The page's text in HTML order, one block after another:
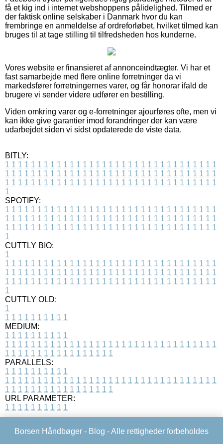
få et kig ind i internet webshoppens pålidelighed. Tilmed er
der faktisk online selskaber i Danmark hvor du kan
frembringe en anmeldelse af ordreforløbet, hvilket tilmed kan
bruges til at tage stilling til tilfredsheden hos kunderne.
Vores website er finansieret af annonceindtægter. Vi har et
fast samarbejde med flere online forretninger da vi
markedsfører forretningernes varer, og får honorar ifald de
brugere vi sender videre udfører en bestilling.
Viden omkring varer og e-forretninger ajourføres ofte, men vi
kan ikke give garantier imod forandringer der kan være
udarbejdet siden vi sidst opdaterede de viste data.
BITLY:
1 1 1 1 1 1 1 1 1 1 1 1 1 1 1 1 1 1 1 1 1 1 1 1 1 1 1 1 1 1 1 1 1
1 1 1 1 1 1 1 1 1 1 1 1 1 1 1 1 1 1 1 1 1 1 1 1 1 1 1 1 1 1 1 1 1
1 1 1 1 1 1 1 1 1 1 1 1 1 1 1 1 1 1 1 1 1 1 1 1 1 1 1 1 1 1 1 1 1
1
SPOTIFY:
1 1 1 1 1 1 1 1 1 1 1 1 1 1 1 1 1 1 1 1 1 1 1 1 1 1 1 1 1 1 1 1 1
1 1 1 1 1 1 1 1 1 1 1 1 1 1 1 1 1 1 1 1 1 1 1 1 1 1 1 1 1 1 1 1 1
1 1 1 1 1 1 1 1 1 1 1 1 1 1 1 1 1 1 1 1 1 1 1 1 1 1 1 1 1 1 1 1 1
1
CUTTLY BIO:
1
1 1 1 1 1 1 1 1 1 1 1 1 1 1 1 1 1 1 1 1 1 1 1 1 1 1 1 1 1 1 1 1 1
1 1 1 1 1 1 1 1 1 1 1 1 1 1 1 1 1 1 1 1 1 1 1 1 1 1 1 1 1 1 1 1 1
1 1 1 1 1 1 1 1 1 1 1 1 1 1 1 1 1 1 1 1 1 1 1 1 1 1 1 1 1 1 1 1 1
1
CUTTLY OLD:
1
1 1 1 1 1 1 1 1 1 1
MEDIUM:
1 1 1 1 1 1 1 1 1 1
1 1 1 1 1 1 1 1 1 1 1 1 1 1 1 1 1 1 1 1 1 1 1 1 1 1 1 1 1 1 1 1 1
1 1 1 1 1 1 1 1 1 1 1 1 1 1 1 1 1
PARALLELS:
1 1 1 1 1 1 1 1 1 1
1 1 1 1 1 1 1 1 1 1 1 1 1 1 1 1 1 1 1 1 1 1 1 1 1 1 1 1 1 1 1 1 1
1 1 1 1 1 1 1 1 1 1 1 1 1 1 1 1 1
URL PARAMETER:
1 1 1 1 1 1 1 1 1 1
Borsen Håndbøger - Blog - Alle rettigheder forbeholdes